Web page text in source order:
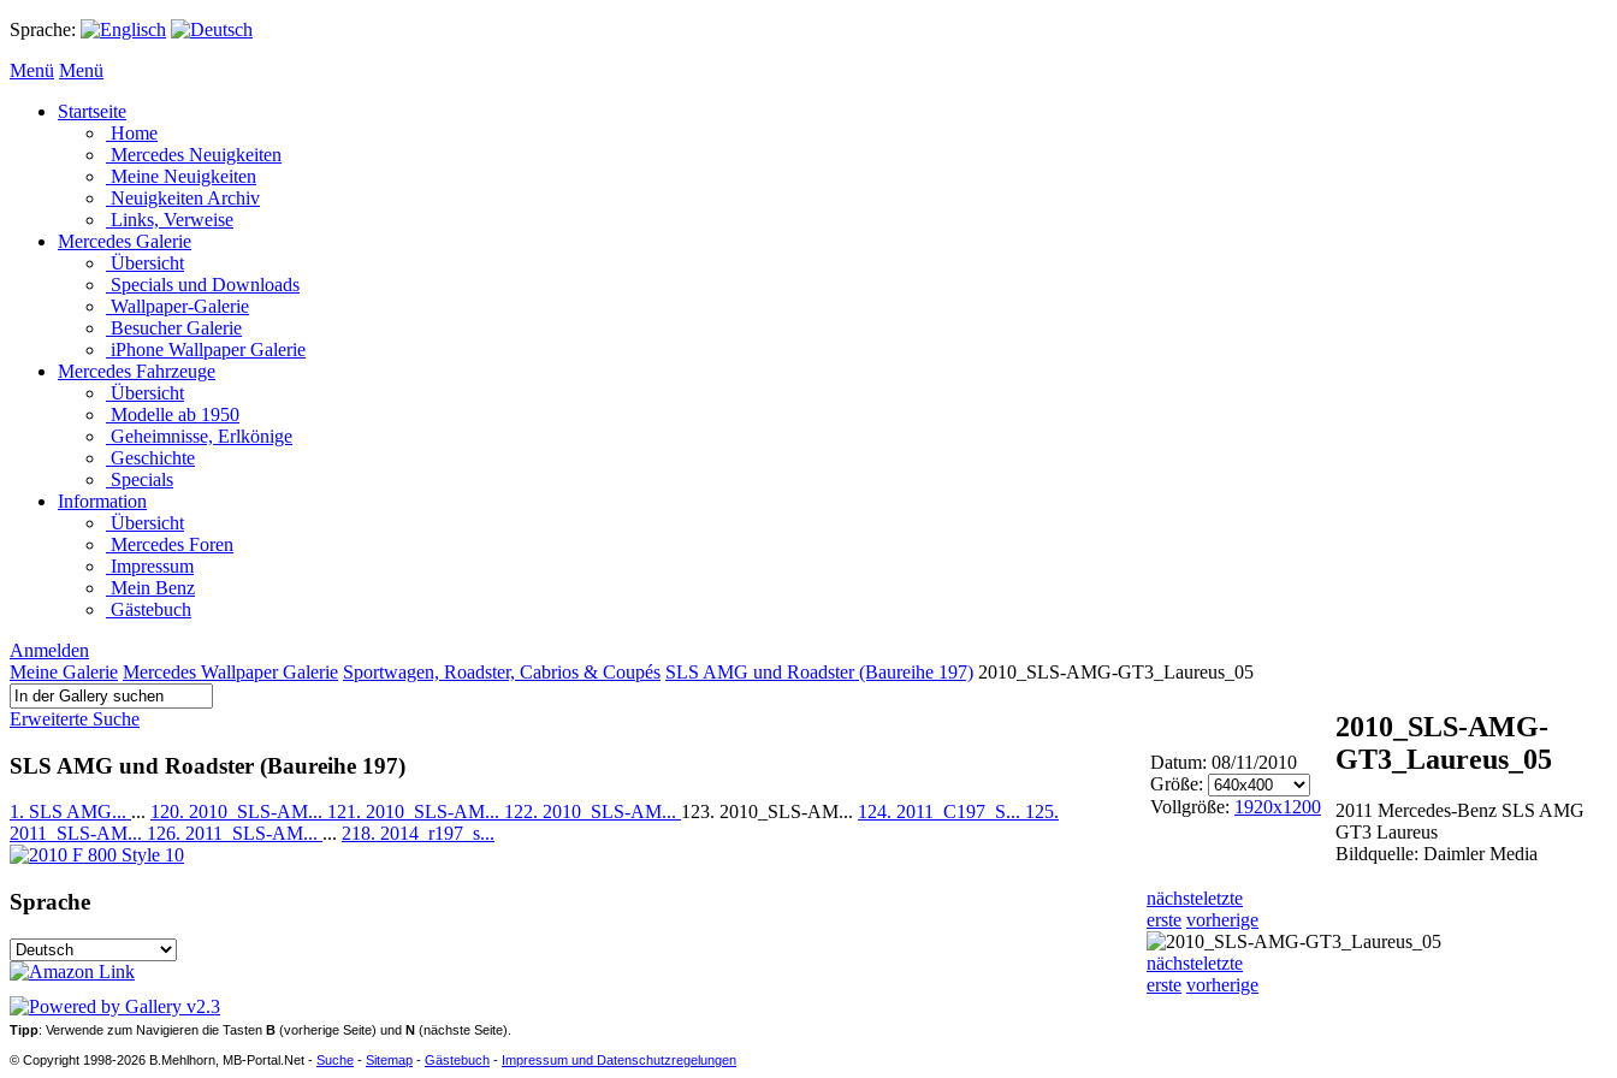
Sprache:
Menü Menü
Startseite
Home
Mercedes Neuigkeiten
Meine Neuigkeiten
Neuigkeiten Archiv
Links, Verweise
Mercedes Galerie
Übersicht
Specials und Downloads
Wallpaper-Galerie
Besucher Galerie
iPhone Wallpaper Galerie
Mercedes Fahrzeuge
Übersicht
Modelle ab 1950
Geheimnisse, Erlkönige
Geschichte
Specials
Information
Übersicht
Mercedes Foren
Impressum
Mein Benz
Gästebuch
Anmelden
Meine Galerie Mercedes Wallpaper Galerie Sportwagen, Roadster, Cabrios & Coupés SLS AMG und Roadster (Baureihe 197) 2010_SLS-AMG-GT3_Laureus_05
Erweiterte Suche
SLS AMG und Roadster (Baureihe 197)
1. SLS AMG... ... 120. 2010_SLS-AM... 121. 2010_SLS-AM... 122. 2010_SLS-AM... 123. 2010_SLS-AM... 124. 2011_C197_S... 125.
2011_SLS-AM... 126. 2011_SLS-AM... ... 218. 2014_r197_s...
Sprache
Datum: 08/11/2010
Größe:
Vollgröße: 1920x1200
2010_SLS-AMG-
GT3_Laureus_05
2011 Mercedes-Benz SLS AMG
GT3 Laureus
Bildquelle: Daimler Media
nächsteletzte
erste vorherige
nächsteletzte
erste vorherige
Tipp: Verwende zum Navigieren die Tasten B (vorherige Seite) und N (nächste Seite).
© Copyright 1998-2026 B.Mehlhorn, MB-Portal.Net - Suche - Sitemap - Gästebuch - Impressum und Datenschutzregelungen